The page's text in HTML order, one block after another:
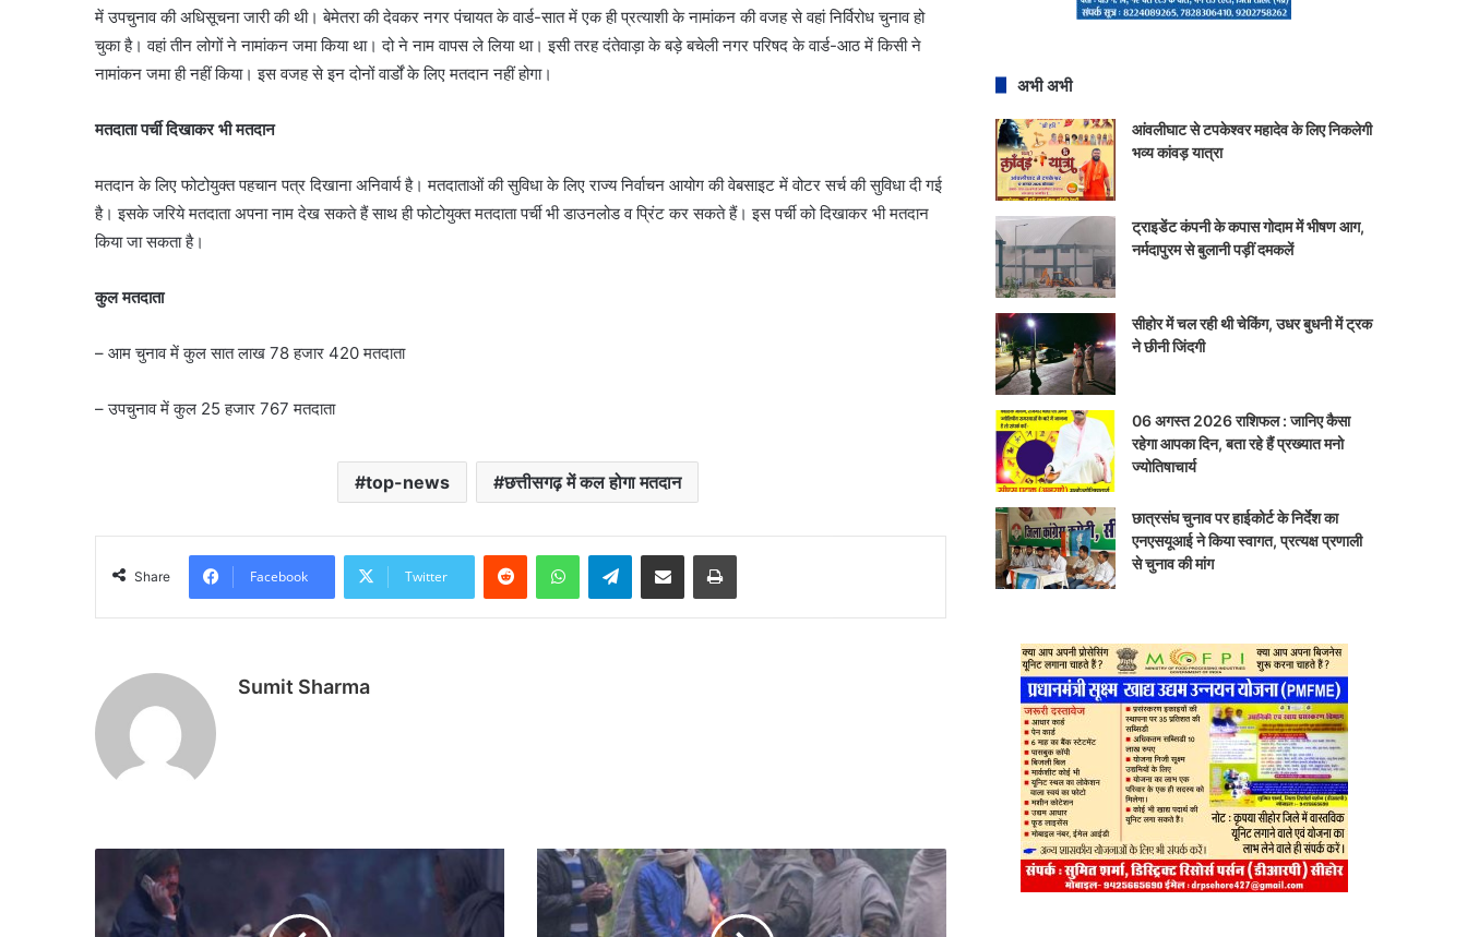
में उपचुनाव की अधिसूचना जारी की थी। बेमेतरा की देवकर नगर पंचायत के वार्ड-सात में एक ही प्रत्याशी के नामांकन की वजह से वहां निर्विरोध चुनाव हो
चुका है। वहां तीन लोगों ने नामांकन जमा किया था। दो ने नाम वापस ले लिया था। इसी तरह दंतेवाड़ा के बड़े बचेली नगर परिषद के वार्ड-आठ में किसी ने
नामांकन जमा ही नहीं किया। इस वजह से इन दोनों वार्डों के लिए मतदान नहीं होगा।
मतदाता पर्ची दिखाकर भी मतदान
मतदान के लिए फोटोयुक्त पहचान पत्र दिखाना अनिवार्य है। मतदाताओं की सुविधा के लिए राज्य निर्वाचन आयोग की वेबसाइट में वोटर सर्च की सुविधा दी गई
है। इसके जरिये मतदाता अपना नाम देख सकते हैं साथ ही फोटोयुक्त मतदाता पर्ची भी डाउनलोड व प्रिंट कर सकते हैं। इस पर्ची को दिखाकर भी मतदान
किया जा सकता है।
कुल मतदाता
– आम चुनाव में कुल सात लाख 78 हजार 420 मतदाता
– उपचुनाव में कुल 25 हजार 767 मतदाता
top-news छत्तीसगढ़ में कल होगा मतदान
Share Facebook Twitter
Telegram
Sumit Sharma
अभी अभी
आंवलीघाट से टपकेश्वर महादेव के लिए निकलेगी
भव्य कांवड़ यात्रा
ट्राइडेंट कंपनी के कपास गोदाम में भीषण आग,
नर्मदापुरम से बुलानी पड़ीं दमकलें
सीहोर में चल रही थी चेकिंग, उधर बुधनी में ट्रक
ने छीनी जिंदगी
06 अगस्त 2026 राशिफल : जानिए कैसा
रहेगा आपका दिन, बता रहे हैं प्रख्यात मनो
ज्योतिषाचार्य
छात्रसंघ चुनाव पर हाईकोर्ट के निर्देश का
एनएसयूआई ने किया स्वागत, प्रत्यक्ष प्रणाली
से चुनाव की मांग